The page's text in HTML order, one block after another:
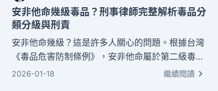
安非他命幾級毒品？刑事律師完整解析毒品分
類分級與刑責
安非他命幾級？這是許多人關心的問題。根據台灣
《毒品危害防制條例》，安非他命屬於第二級毒
品，與大麻、搖頭丸（MDMA）同等級。本文將完
2026-01-18 繼續閱讀